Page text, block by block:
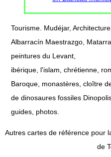
Tourisme. Mudéjar,
Albarracín Maestrazgo,
peintures du Levant,
ibérique, l'islam, chrétienne,
Baroque, monastères, cloître
de dinosaures fossiles
guides, photos.
Autres cartes de référence pour
de